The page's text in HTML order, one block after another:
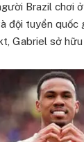
Brazil chơi
đội tuyển quốc
Gabriel sở hữu